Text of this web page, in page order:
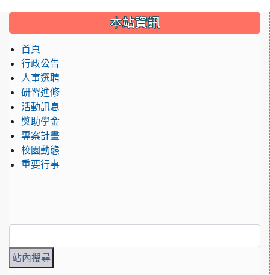
::: 本站資訊
首頁
行政公告
人事選聘
研習進修
活動訊息
獎助學金
專案計畫
校園動態
重要行事